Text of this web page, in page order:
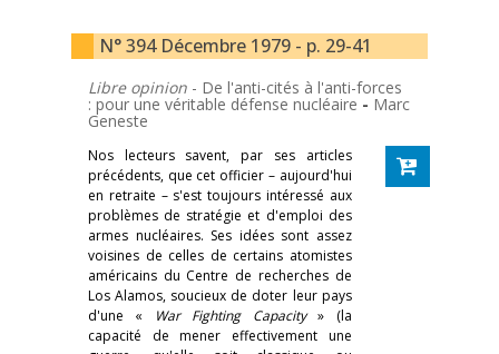
N° 394 Décembre 1979 - p. 29-41
Libre opinion - De l'anti-cités à l'anti-forces
: pour une véritable défense nucléaire - Marc
Geneste
Nos lecteurs savent, par ses articles
précédents, que cet officier – aujourd'hui
en retraite – s'est toujours intéressé aux
problèmes de stratégie et d'emploi des
armes nucléaires. Ses idées sont assez
voisines de celles de certains atomistes
américains du Centre de recherches de
Los Alamos, soucieux de doter leur pays
d'une «
War Fighting Capacity» (la
capacité de mener effectivement une